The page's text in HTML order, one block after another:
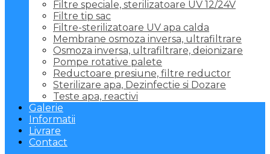
Filtre speciale, sterilizatoare UV 12/24V
Filtre tip sac
Filtre-sterilizatoare UV apa calda
Membrane osmoza inversa, ultrafiltrare
Osmoza inversa, ultrafiltrare, deionizare
Pompe rotative palete
Reductoare presiune, filtre reductor
Sterilizare apa, Dezinfectie si Dozare
Teste apa, reactivi
Galerie
Informatii
Livrare
Contact